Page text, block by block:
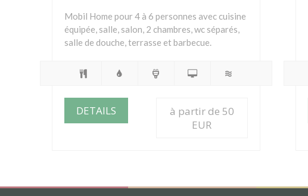
Mobil Home pour 4 à 6 personnes avec cuisine
équipée, salle, salon, 2 chambres, wc séparés,
salle de douche, terrasse et barbecue.
DETAILS
à partir de 50
EUR